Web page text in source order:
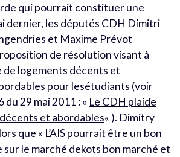
qui pourrait constituer une
dernier, les députés CDH Dimitri
et Maxime Prévot
de résolution visant à
de logements décents et
pour lesétudiants (voir
du 29 mai 2011 : « Le CDH plaide
et abordables« ). Dimitry
que « L’AIS pourrait être un bon
sur le marché dekots bon marché et